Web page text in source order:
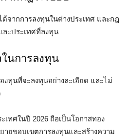
ด้จากการลงทุนในต่างประเทศ และกฎ
ละประเทศที่ลงทุน
นการลงทุน
ทุนที่จะลงทุนอย่างละเอียด และไม่
เทศในปี 2026 ถือเป็นโอกาสทอง
ยขอบเขตการลงทุนและสร้างความ